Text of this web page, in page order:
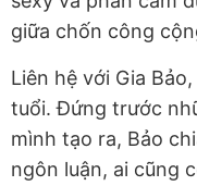
giữa chốn công
Liên hệ với Gia
tuổi. Đứng trước
mình tạo ra, Bảo
ngôn luận, ai cũng